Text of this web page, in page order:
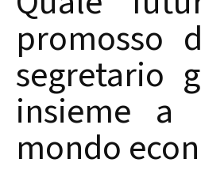
promosso
segretario
insieme a
mondo